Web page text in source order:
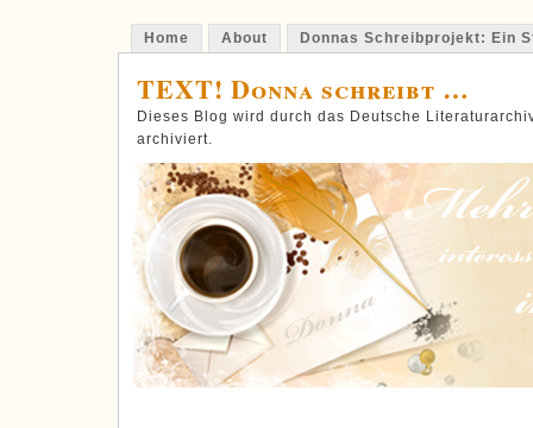
Home About Donnas Schreibprojekt: Ein
TEXT! Donna schreibt …
Dieses Blog wird durch das Deutsche
archiviert.